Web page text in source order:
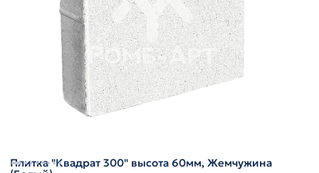
Плитка "Квадрат 300" высота 60мм, Жемчужина